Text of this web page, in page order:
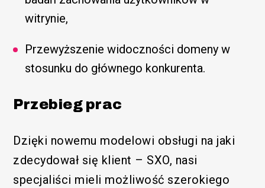
witrynie,
Przewyższenie widoczności domeny w
stosunku do głównego konkurenta.
Przebieg prac
Dzięki nowemu modelowi obsługi na jaki
zdecydował się klient – SXO, nasi
specjaliści mieli możliwość szerokiego